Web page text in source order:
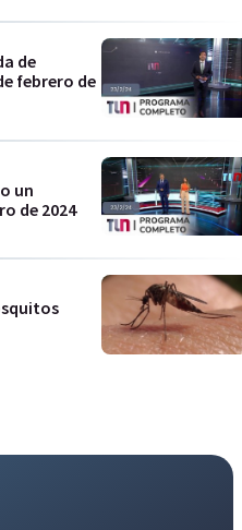
de
febrero de
un
de 2024